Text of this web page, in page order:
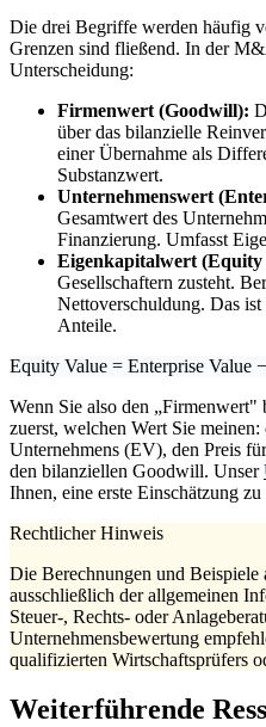
Die drei Begriffe werden häufig
Grenzen sind fließend. In der
Unterscheidung:
Firmenwert (Goodwill):
über das bilanzielle
einer Übernahme als
Substanzwert.
Unternehmenswert
Gesamtwert des
Finanzierung. Umfasst
Eigenkapitalwert (Equity
Gesellschaftern zusteht.
Nettoverschuldung. Das
Anteile.
Equity Value = Enterprise Value
Wenn Sie also den
zuerst, welchen Wert Sie meinen:
Unternehmens (EV), den Preis
den bilanziellen Goodwill. Unser
Ihnen, eine erste Einschätzung zu
Rechtlicher Hinweis
Die Berechnungen und Beispiele
ausschließlich der allgemeinen
Steuer-, Rechts- oder
Unternehmensbewertung
qualifizierten Wirtschaftsprüfers
Weiterführende